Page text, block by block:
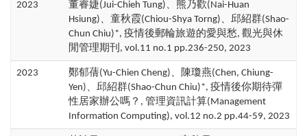
2023
董睿婕(Jui-Chieh Tung)、熊乃歡(Nai-Huan
Hsiung)、童秋霞(Chiou-Shya Torng)、邱紹群(Shao-
Chun Chiu)*, 疫情後郵輪旅遊的愛與愁, 觀光與休
閒管理期刊, vol.11 no.1 pp.236-250, 2023
2023
鄭郁蒨(Yu-Chien Cheng)、陳瓊燕(Chen, Chiung-
Yen)、邱紹群(Shao-Chun Chiu)*, 疫情後你期待彈
性居家辦公嗎？, 管理資訊計算(Management
Information Computing), vol.12 no.2 pp.44-59, 2023